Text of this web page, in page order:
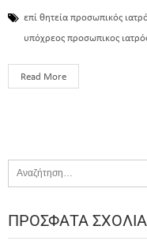
επί θητεία προσωπικός
υπόχρεος προσωπικος
Read More
ΠΡΌΣΦΑΤΑ ΣΧΌΛΙΑ